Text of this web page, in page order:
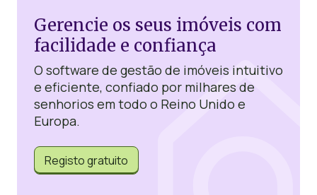
Gerencie os seus imóveis com
facilidade e confiança
O software de gestão de imóveis intuitivo
e eficiente, confiado por milhares de
senhorios em todo o Reino Unido e
Europa.
Registo gratuito